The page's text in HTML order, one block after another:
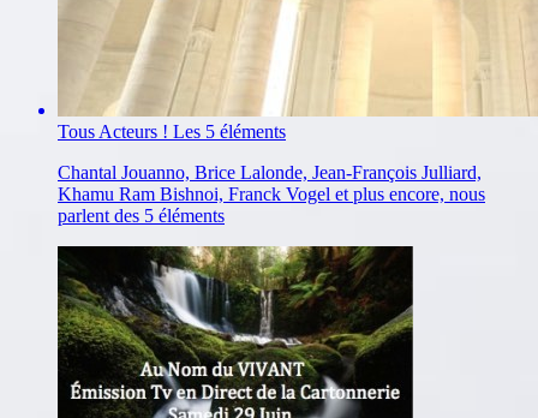
Tous Acteurs ! Les 5 éléments
Chantal Jouanno, Brice Lalonde, Jean-François Julliard,
Khamu Ram Bishnoi, Franck Vogel et plus encore, nous
parlent des 5 éléments